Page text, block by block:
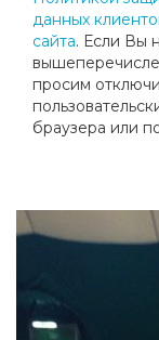
данных
сайта. Если Вы
просим
браузера или